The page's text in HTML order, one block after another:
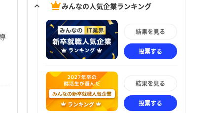
みんなの人気企業ランキング
結果を見る
投票する
結果を見る
投票する